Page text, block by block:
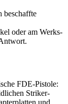
beschaffte
oder am Werks-
FDE-Pistole:
Striker-